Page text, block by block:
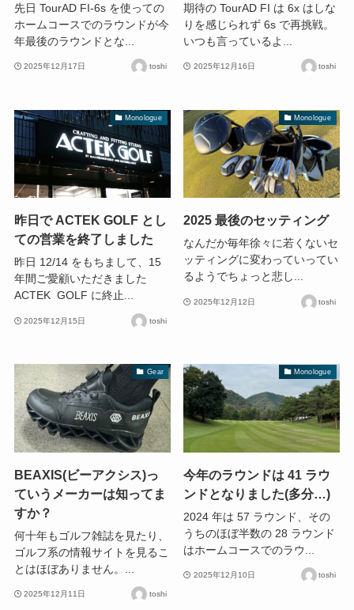
先日 TourAD FI-6s を使っての
ホームコースでのラウンドが今
年最後のラウンドとな...
2025年12月17日 toshi
期待の TourAD FI は 6x はしな
りを感じられず 6s で再挑戦。
いつも言っているよ...
2025年12月16日 toshi
Monologue
昨日で ACTEK GOLF とし
ての営業を終了しました
昨日 12/14 をもちまして、15
年間ご愛顧いただきました
ACTEK GOLF に終止...
2025年12月15日 toshi
Monologue
2025 最後のセッティング
なんだか毎年徐々に若くないセ
ッティングに変わっていってい
るようでちょっと悲し...
2025年12月12日 toshi
Gear
BEAXIS(ビーアクシス)っ
ていうメーカーは知ってま
すか？
何十年もゴルフ雑誌を見たり、
ゴルフ系の情報サイトを見るこ
とはほぼありません。...
2025年12月11日 toshi
Monologue
今年のラウンドは 41 ラウ
ンドとなりました(多分…)
2024 年は 57 ラウンド、その
うちのほぼ半数の 28 ラウンド
はホームコースでのラウ...
2025年12月10日 toshi